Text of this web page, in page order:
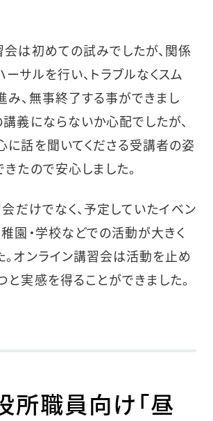
会は初めての試みでしたが、関係
サルを行い、トラブルなくスム
み、無事終了する事ができまし
義にならないか心配でしたが、
に話を聞いてくださる受講者の姿
たので安心しました。
だけでなく、予定していたイベン
園・学校などでの活動が大きく
。オンライン講習会は活動を止め
実感を得ることができました。
所職員向け「昼